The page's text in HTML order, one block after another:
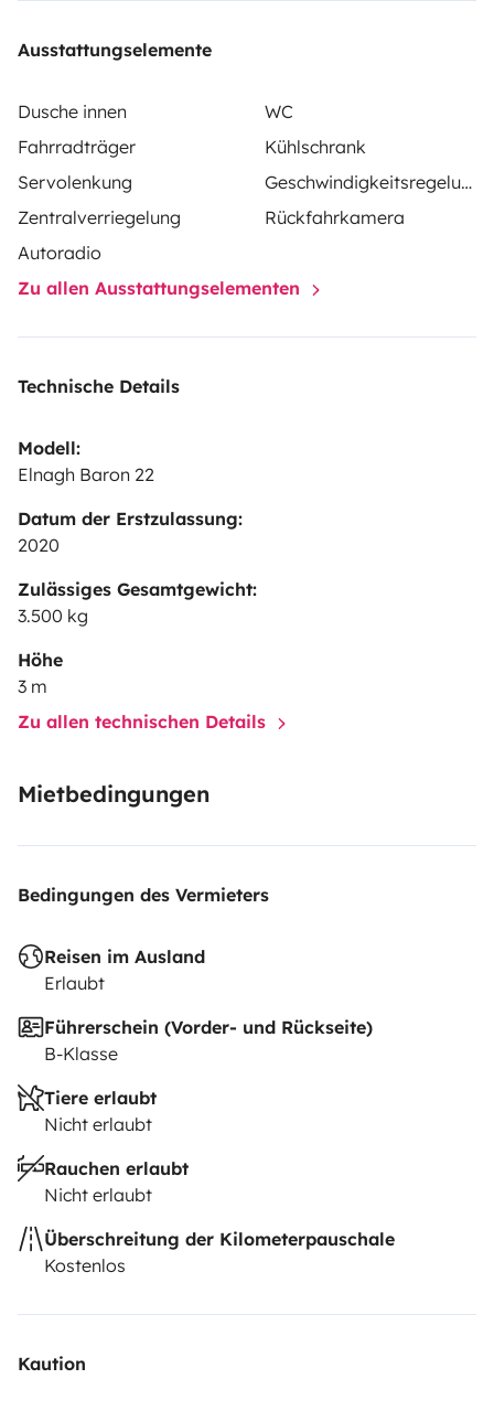
Ausstattungselemente
Dusche innen
WC
Fahrradträger
Kühlschrank
Servolenkung
Geschwindigkeitsregelung
Zentralverriegelung
Rückfahrkamera
Autoradio
Zu allen Ausstattungselementen
Technische Details
Modell:
Elnagh Baron 22
Datum der Erstzulassung:
2020
Zulässiges Gesamtgewicht:
3.500 kg
Höhe
3 m
Zu allen technischen Details
Mietbedingungen
Bedingungen des Vermieters
Reisen im Ausland
Erlaubt
Führerschein (Vorder- und Rückseite)
B-Klasse
Tiere erlaubt
Nicht erlaubt
Rauchen erlaubt
Nicht erlaubt
Überschreitung der Kilometerpauschale
Kostenlos
Kaution